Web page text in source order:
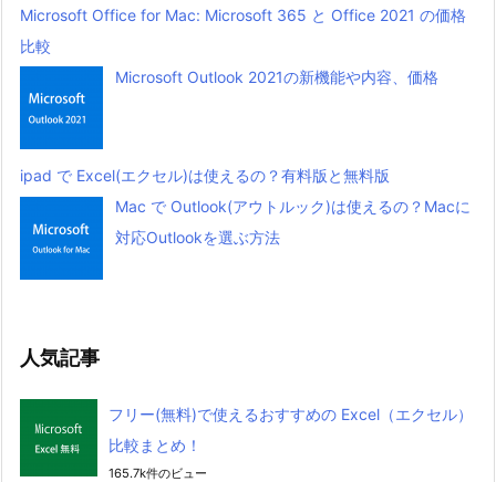
Microsoft Office for Mac: Microsoft 365 と Office 2021 の価格
比較
Microsoft Outlook 2021の新機能や内容、価格
ipad で Excel(エクセル)は使えるの？有料版と無料版
Mac で Outlook(アウトルック)は使えるの？Macに
対応Outlookを選ぶ方法
人気記事
フリー(無料)で使えるおすすめの Excel（エクセル）
比較まとめ！
165.7k件のビュー